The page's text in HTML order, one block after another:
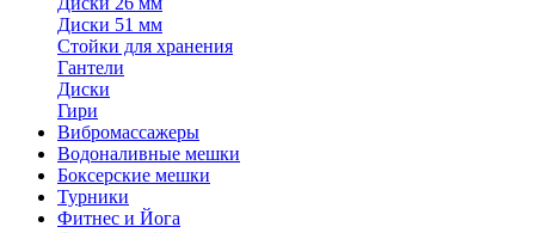
Диски 51 мм
Стойки для хранения
Гантели
Диски
Гири
Вибромассажеры
Водоналивные мешки
Боксерские мешки
Турники
Фитнес и Йога